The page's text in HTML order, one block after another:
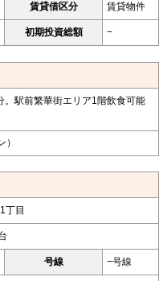
賃貸借区分 賃貸物件
初期投資総額 −
。駅前繁華街エリア1階飲食可能
丁目
号線 −号線